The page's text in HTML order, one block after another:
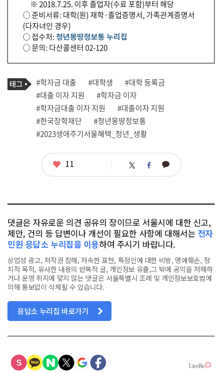
※ 2018.7.25. 이후 졸업자(수료 포함)부터 해당
○ 준비서류: 대학(원) 재학·졸업증명서, 가족관계증명서
(다자녀인 경우)
○ 접수처:청년몽땅정보통 누리집
○ 문의: 다산콜센터 02-120
기
사
관
련
태
그
태
그
#학자금 대출 #대학생
#대학 등록금
#대출 이자 지원
#학자금 이자
#학자금대출 이자 지원
#대출이자 지원
#한국장학재단
#청년몽땅정보통
#2023생애주기서울혜택_청년_생활
좋
11 트 페 카
댓글은 자유로운 의견 공유의 장이므로 서울시에 대한 신고,
제안, 건의 등 답변이나 개선이 필요한 사항에 대해서는 전자
민원 응답소 누리집을 이용하여 주시기 바랍니다.
상업성 광고, 저작권 침해, 저속한 표현, 특정인에 대한 비방, 명예훼손, 정
치적 목적, 유사한 내용의 반복적 글, 개인정보 유출,그 밖에 공익을 저해하
거나 운영 취지에 맞지 않는 댓글은 서울특별시 조례 및 개인정보보호법에
의해 통보없이 삭제될 수 있습니다.
응답소 누리집 바로가기